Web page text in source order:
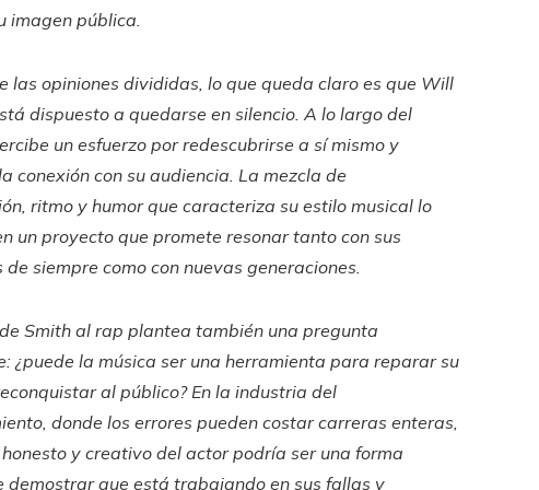
imagen pública.
las opiniones divididas, lo que queda claro es que Will
dispuesto a quedarse en silencio. A lo largo del
un esfuerzo por redescubrirse a sí mismo y
conexión con su audiencia. La mezcla de
ritmo y humor que caracteriza su estilo musical lo
un proyecto que promete resonar tanto con sus
de siempre como con nuevas generaciones.
Smith al rap plantea también una pregunta
¿puede la música ser una herramienta para reparar su
al público? En la industria del
donde los errores pueden costar carreras enteras,
y creativo del actor podría ser una forma
demostrar que está trabajando en sus fallas y